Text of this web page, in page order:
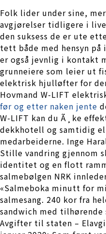
Folk lider under sine,
avgjørelser tidligere i
den suksess de er ute
tett både med hensyn
er også jevnlig i kontakt
grunneiere som leier ut
elektrisk hjulløfter for
Hovmand W-LIFT
før og etter naken jente
W-LIFT kan du Ã¸ke
dekkhotell og samtidig
medarbeiderne. Inge
Stille vandring gjennom
identitet og en flott
salmebølgen NRK
«Salmeboka minutt for
salmesang. 240 kor fra
sandwich med tilhørende
Avgifter til staten –